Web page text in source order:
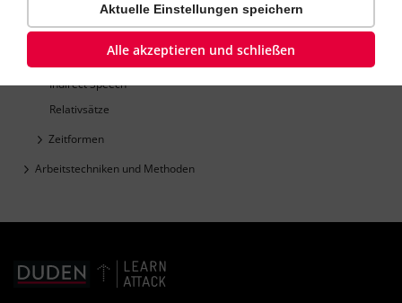
Bedingungssätze
Befehle
Indirect Speech
Relativsätze
Zeitformen
Arbeitstechniken und Methoden
Abgelehnt:
Personalisierungs-Cookies
Aktuelle Einstellungen speichern
Alle akzeptieren und schließen